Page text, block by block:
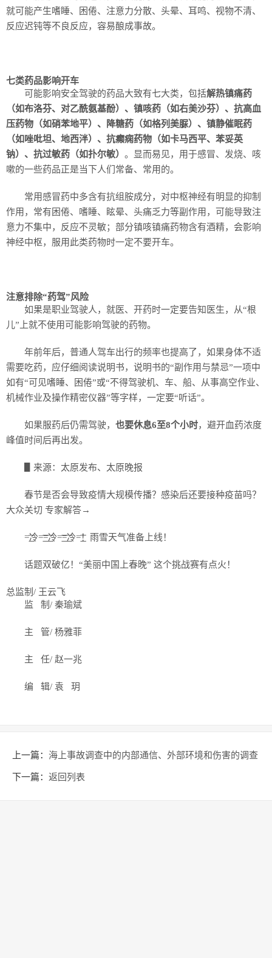
就可能产生嗜睡、困倦、注意力分散、头晕、耳鸣、视物不清、
反应迟钝等不良反应，容易酿成事故。
七类药品影响开车
可能影响安全驾驶的药品大致有七大类，包括解热镇痛药
（如布洛芬、对乙酰氨基酚）、镇咳药（如右美沙芬）、抗高血
压药物（如硝苯地平）、降糖药（如格列美脲）、镇静催眠药
（如唑吡坦、地西泮）、抗癫痫药物（如卡马西平、苯妥英
钠）、抗过敏药（如扑尔敏） 。显而易见，用于感冒、发烧、咳
嗽的一些药品正是当下人们常备、常用的。
常用感冒药中多含有抗组胺成分，对中枢神经有明显的抑制
作用，常有困倦、嗜睡、眩晕、头痛乏力等副作用，可能导致注
意力不集中，反应不灵敏；部分镇咳镇痛药物含有酒精，会影响
神经中枢，服用此类药物时一定不要开车。
注意排除“药驾”风险
如果是职业驾驶人，就医、开药时一定要告知医生，从“根
儿”上就不使用可能影响驾驶的药物。
年前年后，普通人驾车出行的频率也提高了，如果身体不适
需要吃药，应仔细阅读说明书，说明书的“副作用与禁忌”一项中
如有“可见嗜睡、困倦”或“不得驾驶机、车、船、从事高空作业、
机械作业及操作精密仪器”等字样，一定要“听话”。
如果服药后仍需驾驶， 也要休息6至8个小时，避开血药浓度
峰值时间后再出发。
▋来源：太原发布、太原晚报
春节是否会导致疫情大规模传播？感染后还要接种疫苗吗？
大众关切 专家解答→
=͟͟͞͞冷=͟͟͞͞=͟͟͞͞冷=͟͟͞͞=͟͟͞͞冷=͟͟͞͞！雨雪天气准备上线！
话题双破亿！“美丽中国上春晚” 这个挑战赛有点火！
总监制/ 王云飞
监 制/ 秦瑜斌
主 管/ 杨雅菲
主 任/ 赵一兆
编 辑/ 袁 玥
上一篇： 海上事故调查中的内部通信、外部环境和伤害的调查
范围和证据收集清单
下一篇： 返回列表